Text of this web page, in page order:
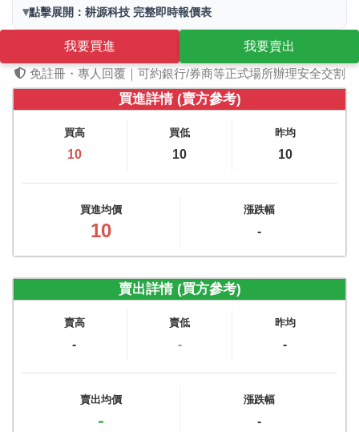
▾點擊展開：耕源科技 完整即時報價表
我要買進
我要賣出
免註冊・專人回覆｜可約銀行/券商等正式場所辦理安全交割
買進詳情 (賣方參考)
買高
10
買低
10
昨均
10
買進均價
10
漲跌幅
-
賣出詳情 (買方參考)
賣高
-
賣低
-
昨均
-
賣出均價
-
漲跌幅
-